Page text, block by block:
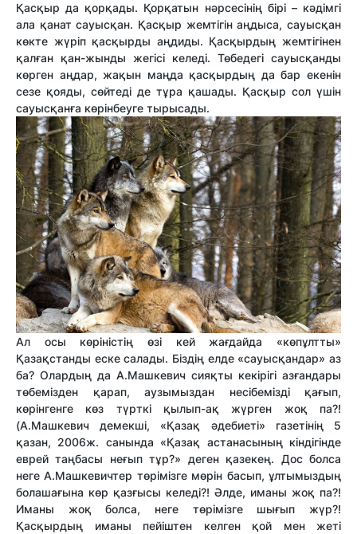
Қасқыр да қорқады. Қорқатын нәрсесінің бірі – кәдімгі
ала қанат сауысқан. Қасқыр жемтігін аңдыса, сауысқан
көкте жүріп қасқырды аңдиды. Қасқырдың жемтігінен
қалған қан-жынды жегісі келеді. Төбедегі сауысқанды
көрген аңдар, жақын маңда қасқырдың да бар екенін
сезе қояды, сөйтеді де тұра қашады. Қасқыр сол үшін
сауысқанға көрінбеуге тырысады.
Ал осы көріністің өзі кей жағдайда «көпұлтты»
Қазақстанды еске салады. Біздің елде «сауысқандар» аз
ба? Олардың да А.Машкевич сияқты кекірігі азғандары
төбемізден қарап, аузымыздан несібемізді қағып,
көрінгенге көз түрткі қылып-ақ жүрген жоқ па?!
(А.Машкевич демекші, «Қазақ әдебиеті» газетінің 5
қазан, 2006ж. санында «Қазақ астанасының кіндігінде
еврей таңбасы неғып тұр?» деген қазекең. Дос болса
неге А.Машкевичтер төрімізге мөрін басып, ұлтымыздың
болашағына көр қазғысы келеді?! Әлде, иманы жоқ па?!
Иманы жоқ болса, неге төрімізге шығып жүр?!
Қасқырдың иманы пейіштен келген қой мен жеті